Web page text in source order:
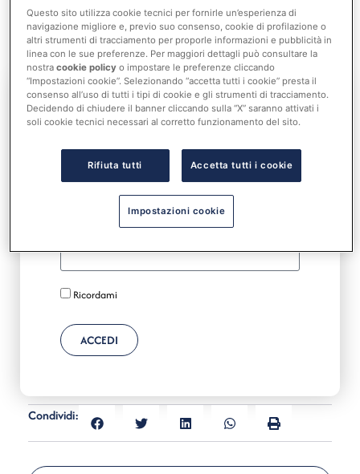
statutaria che sarà applicabile a decorrere dalla
successiva tornata elettorale (News del 13 novembre
2024 Dipartimento per gli affari interni e territoriali).
Accedi al tuo account per
Nome utente o indirizzo email
Ricordami
ACCEDI
Condividi:
Questo sito utilizza cookie tecnici per fornirle un’esperienza di
navigazione migliore e, previo suo consenso, cookie di profilazione o
altri strumenti di tracciamento per proporle informazioni e pubblicità in
linea con le sue preferenze. Per maggiori dettagli può consultare la
nostracookie policy o impostare le preferenze cliccando
“Impostazioni cookie”. Selezionando “accetta tutti i cookie” presta il
consenso all’uso di tutti i tipi di cookie e gli strumenti di tracciamento.
Decidendo di chiudere il banner cliccando sulla “X” saranno attivati i
soli cookie tecnici necessari al corretto funzionamento del sito.
Rifiuta tutti Accetta tutti i cookie
Impostazioni cookie